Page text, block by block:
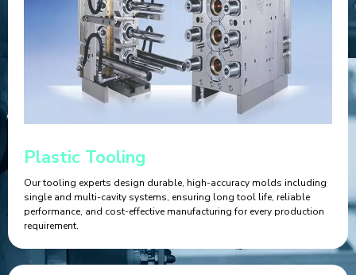
Plastic Tooling
Our tooling experts design durable, high-accuracy molds including
single and multi-cavity systems, ensuring long tool life, reliable
performance, and cost-effective manufacturing for every production
requirement.